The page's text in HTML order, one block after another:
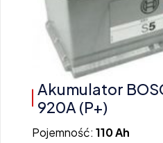
Akumulator
920A (P+)
Pojemność: 110 Ah